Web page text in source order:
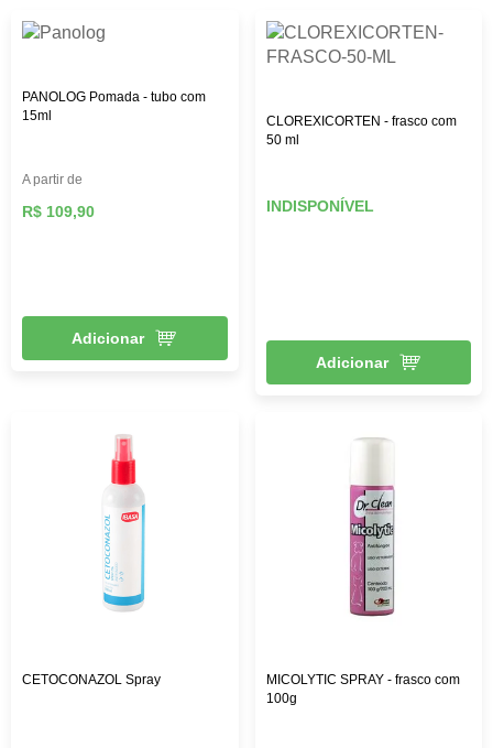
PANOLOG Pomada - tubo com
15ml
A partir de
R$ 109,90
Adicionar
CLOREXICORTEN - frasco com
50 ml
INDISPONÍVEL
Adicionar
CETOCONAZOL Spray
MICOLYTIC SPRAY - frasco com
100g